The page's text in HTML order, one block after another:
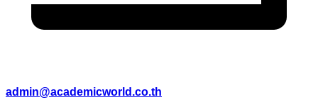
admin@academicworld.co.th